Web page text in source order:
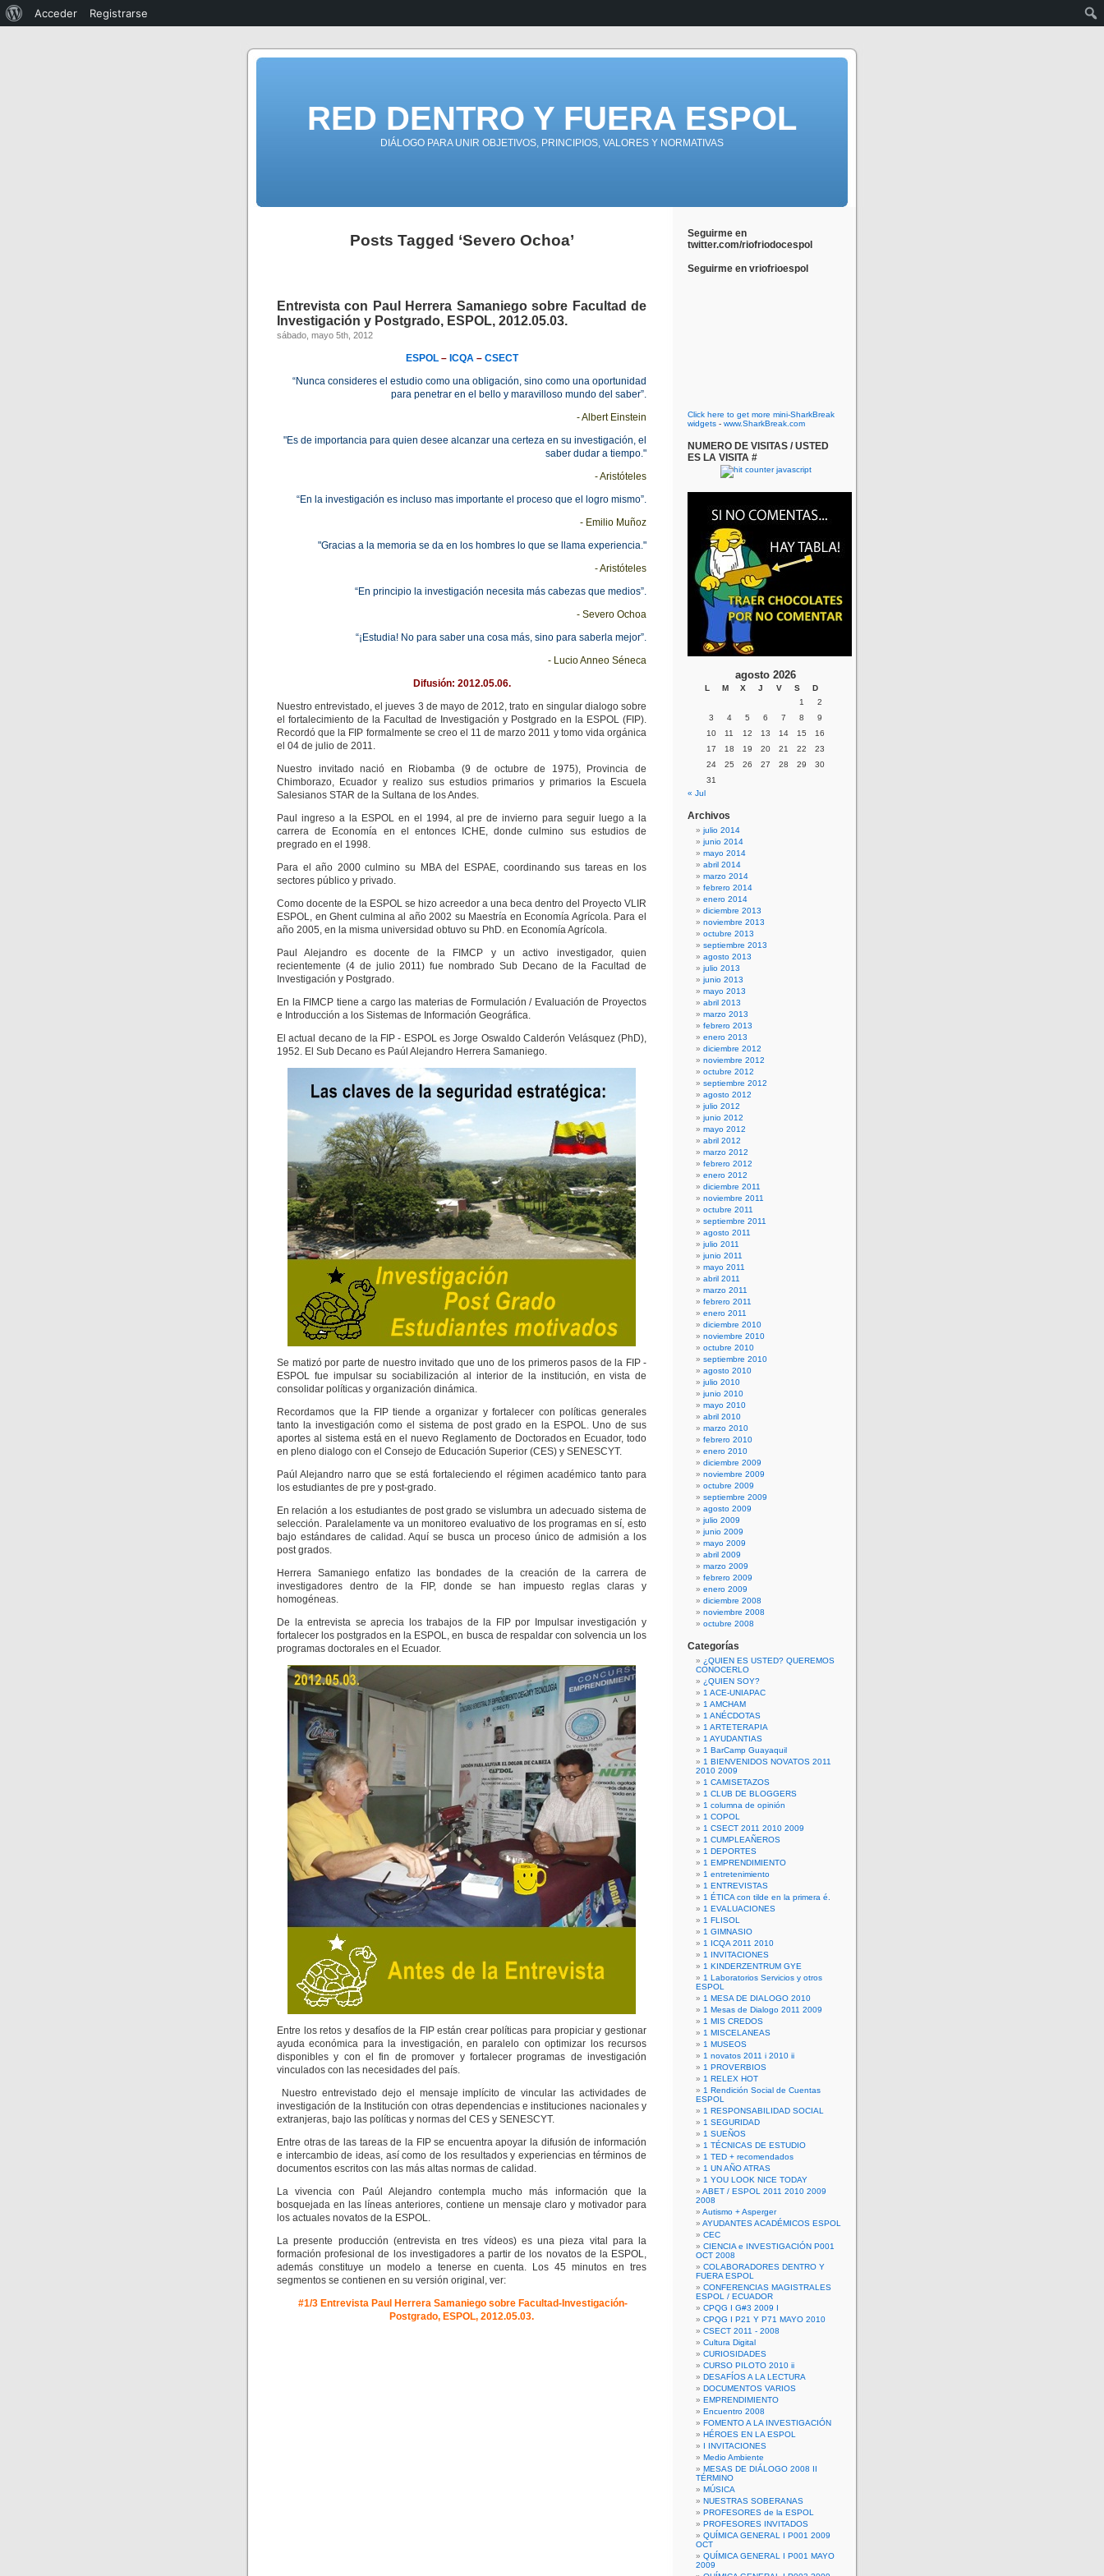
RED DENTRO Y FUERA ESPOL
DIÁLOGO PARA UNIR OBJETIVOS, PRINCIPIOS, VALORES Y NORMATIVAS
Posts Tagged ‘Severo Ochoa’
Entrevista con Paul Herrera Samaniego sobre Facultad de
Investigación y Postgrado, ESPOL, 2012.05.03.
sábado, mayo 5th, 2012
ESPOL – ICQA – CSECT
“Nunca consideres el estudio como una obligación, sino como una oportunidad
para penetrar en el bello y maravilloso mundo del saber”.
- Albert Einstein
"Es de importancia para quien desee alcanzar una certeza en su investigación, el
saber dudar a tiempo."
- Aristóteles
“En la investigación es incluso mas importante el proceso que el logro mismo”.
- Emilio Muñoz
"Gracias a la memoria se da en los hombres lo que se llama experiencia."
- Aristóteles
“En principio la investigación necesita más cabezas que medios”.
- Severo Ochoa
“¡Estudia! No para saber una cosa más, sino para saberla mejor”.
- Lucio Anneo Séneca
Difusión: 2012.05.06.
Nuestro entrevistado, el jueves 3 de mayo de 2012, trato en singular dialogo sobre
el fortalecimiento de la Facultad de Investigación y Postgrado en la ESPOL (FIP).
Recordó que la FIP formalmente se creo el 11 de marzo 2011 y tomo vida orgánica
el 04 de julio de 2011.
Nuestro invitado nació en Riobamba (9 de octubre de 1975), Provincia de
Chimborazo, Ecuador y realizo sus estudios primarios y primarios la Escuela
Salesianos STAR de la Sultana de los Andes.
Paul ingreso a la ESPOL en el 1994, al pre de invierno para seguir luego a la
carrera de Economía en el entonces ICHE, donde culmino sus estudios de
pregrado en el 1998.
Para el año 2000 culmino su MBA del ESPAE, coordinando sus tareas en los
sectores público y privado.
Como docente de la ESPOL se hizo acreedor a una beca dentro del Proyecto VLIR
ESPOL, en Ghent culmina al año 2002 su Maestría en Economía Agrícola. Para el
año 2005, en la misma universidad obtuvo su PhD. en Economía Agrícola.
Paul Alejandro es docente de la FIMCP y un activo investigador, quien
recientemente (4 de julio 2011) fue nombrado Sub Decano de la Facultad de
Investigación y Postgrado.
En la FIMCP tiene a cargo las materias de Formulación / Evaluación de Proyectos
e Introducción a los Sistemas de Información Geográfica.
El actual decano de la FIP - ESPOL es Jorge Oswaldo Calderón Velásquez (PhD),
1952. El Sub Decano es Paúl Alejandro Herrera Samaniego.
Se matizó por parte de nuestro invitado que uno de los primeros pasos de la FIP -
ESPOL fue impulsar su sociabilización al interior de la institución, en vista de
consolidar políticas y organización dinámica.
Recordamos que la FIP tiende a organizar y fortalecer con políticas generales
tanto la investigación como el sistema de post grado en la ESPOL. Uno de sus
aportes al sistema está en el nuevo Reglamento de Doctorados en Ecuador, todo
en pleno dialogo con el Consejo de Educación Superior (CES) y SENESCYT.
Paúl Alejandro narro que se está fortaleciendo el régimen académico tanto para
los estudiantes de pre y post-grado.
En relación a los estudiantes de post grado se vislumbra un adecuado sistema de
selección. Paralelamente va un monitoreo evaluativo de los programas en sí, esto
bajo estándares de calidad. Aquí se busca un proceso único de admisión a los
post grados.
Herrera Samaniego enfatizo las bondades de la creación de la carrera de
investigadores dentro de la FIP, donde se han impuesto reglas claras y
homogéneas.
De la entrevista se aprecia los trabajos de la FIP por Impulsar investigación y
fortalecer los postgrados en la ESPOL, en busca de respaldar con solvencia un los
programas doctorales en el Ecuador.
Entre los retos y desafíos de la FIP están crear políticas para propiciar y gestionar
ayuda económica para la investigación, en paralelo con optimizar los recursos
disponibles y con el fin de promover y fortalecer programas de investigación
vinculados con las necesidades del país.
Nuestro entrevistado dejo el mensaje implícito de vincular las actividades de
investigación de la Institución con otras dependencias e instituciones nacionales y
extranjeras, bajo las políticas y normas del CES y SENESCYT.
Entre otras de las tareas de la FIP se encuentra apoyar la difusión de información
e intercambio de ideas, así como de los resultados y experiencias en términos de
documentos escritos con las más altas normas de calidad.
La vivencia con Paúl Alejandro contempla mucho más información que la
bosquejada en las líneas anteriores, contiene un mensaje claro y motivador para
los actuales novatos de la ESPOL.
La presente producción (entrevista en tres vídeos) es una pieza vital para la
formación profesional de los investigadores a partir de los novatos de la ESPOL,
además constituye un modelo a tenerse en cuenta. Los 45 minutos en tres
segmentos se contienen en su versión original, ver:
#1/3 Entrevista Paul Herrera Samaniego sobre Facultad-Investigación-
Postgrado, ESPOL, 2012.05.03.
Seguirme en
twitter.com/riofriodocespol
Seguirme en vriofrioespol
Click here to get more mini-SharkBreak
widgets - www.SharkBreak.com
NUMERO DE VISITAS / USTED
ES LA VISITA #
agosto 2026
L M X J V S
D
1
2
3
4 5 6 7 8
9
10
11 12 13 14 15
16
17
18 19 20 21 22
23
24
25 26 27 28 29
30
31
« Jul
Archivos
julio 2014
junio 2014
mayo 2014
abril 2014
marzo 2014
febrero 2014
enero 2014
diciembre 2013
noviembre 2013
octubre 2013
septiembre 2013
agosto 2013
julio 2013
junio 2013
mayo 2013
abril 2013
marzo 2013
febrero 2013
enero 2013
diciembre 2012
noviembre 2012
octubre 2012
septiembre 2012
agosto 2012
julio 2012
junio 2012
mayo 2012
abril 2012
marzo 2012
febrero 2012
enero 2012
diciembre 2011
noviembre 2011
octubre 2011
septiembre 2011
agosto 2011
julio 2011
junio 2011
mayo 2011
abril 2011
marzo 2011
febrero 2011
enero 2011
diciembre 2010
noviembre 2010
octubre 2010
septiembre 2010
agosto 2010
julio 2010
junio 2010
mayo 2010
abril 2010
marzo 2010
febrero 2010
enero 2010
diciembre 2009
noviembre 2009
octubre 2009
septiembre 2009
agosto 2009
julio 2009
junio 2009
mayo 2009
abril 2009
marzo 2009
febrero 2009
enero 2009
diciembre 2008
noviembre 2008
octubre 2008
Categorías
¿QUIEN ES USTED? QUEREMOS
CONOCERLO
¿QUIEN SOY?
1 ACE-UNIAPAC
1 AMCHAM
1 ANÉCDOTAS
1 ARTETERAPIA
1 AYUDANTIAS
1 BarCamp Guayaquil
1 BIENVENIDOS NOVATOS 2011
2010 2009
1 CAMISETAZOS
1 CLUB DE BLOGGERS
1 columna de opinión
1 COPOL
1 CSECT 2011 2010 2009
1 CUMPLEAÑEROS
1 DEPORTES
1 EMPRENDIMIENTO
1 entretenimiento
1 ENTREVISTAS
1 ÉTICA con tilde en la primera é.
1 EVALUACIONES
1 FLISOL
1 GIMNASIO
1 ICQA 2011 2010
1 INVITACIONES
1 KINDERZENTRUM GYE
1 Laboratorios Servicios y otros
ESPOL
1 MESA DE DIALOGO 2010
1 Mesas de Dialogo 2011 2009
1 MIS CREDOS
1 MISCELANEAS
1 MUSEOS
1 novatos 2011 i 2010 ii
1 PROVERBIOS
1 RELEX HOT
1 Rendición Social de Cuentas
ESPOL
1 RESPONSABILIDAD SOCIAL
1 SEGURIDAD
1 SUEÑOS
1 TÉCNICAS DE ESTUDIO
1 TED + recomendados
1 UN AÑO ATRAS
1 YOU LOOK NICE TODAY
ABET / ESPOL 2011 2010 2009
2008
Autismo + Asperger
AYUDANTES ACADÉMICOS ESPOL
CEC
CIENCIA e INVESTIGACIÓN P001
OCT 2008
COLABORADORES DENTRO Y
FUERA ESPOL
CONFERENCIAS MAGISTRALES
ESPOL / ECUADOR
CPQG I G#3 2009 I
CPQG I P21 Y P71 MAYO 2010
CSECT 2011 - 2008
Cultura Digital
CURIOSIDADES
CURSO PILOTO 2010 ii
DESAFÍOS A LA LECTURA
DOCUMENTOS VARIOS
EMPRENDIMIENTO
Encuentro 2008
FOMENTO A LA INVESTIGACIÓN
HÉROES EN LA ESPOL
I INVITACIONES
Medio Ambiente
MESAS DE DIÁLOGO 2008 II
TÉRMINO
MÚSICA
NUESTRAS SOBERANAS
PROFESORES de la ESPOL
PROFESORES INVITADOS
QUÍMICA GENERAL I P001 2009
OCT
QUÍMICA GENERAL I P001 MAYO
2009
Acceder Registrarse